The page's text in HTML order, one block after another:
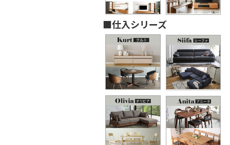
■仕入シリーズ